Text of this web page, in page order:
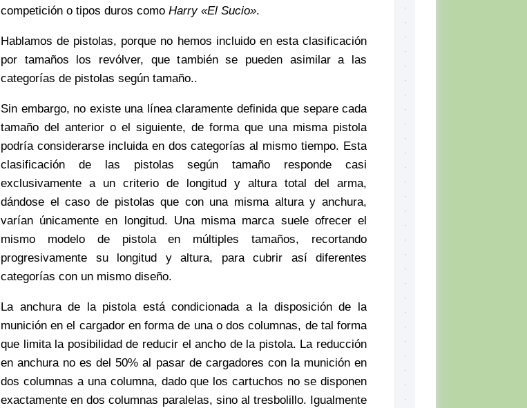
competición o tipos duros como Harry «El Sucio».
Hablamos de pistolas, porque no hemos incluido en esta clasificación
por tamaños los revólver, que también se pueden asimilar a las
categorías de pistolas según tamaño..
Sin embargo, no existe una línea claramente definida que separe cada
tamaño del anterior o el siguiente, de forma que una misma pistola
podría considerarse incluida en dos categorías al mismo tiempo. Esta
clasificación de las pistolas según tamaño responde casi
exclusivamente a un criterio de longitud y altura total del arma,
dándose el caso de pistolas que con una misma altura y anchura,
varían únicamente en longitud. Una misma marca suele ofrecer el
mismo modelo de pistola en múltiples tamaños, recortando
progresivamente su longitud y altura, para cubrir así diferentes
categorías con un mismo diseño.
La anchura de la pistola está condicionada a la disposición de la
munición en el cargador en forma de una o dos columnas, de tal forma
que limita la posibilidad de reducir el ancho de la pistola. La reducción
en anchura no es del 50% al pasar de cargadores con la munición en
dos columnas a una columna, dado que los cartuchos no se disponen
exactamente en dos columnas paralelas, sino al tresbolillo. Igualmente